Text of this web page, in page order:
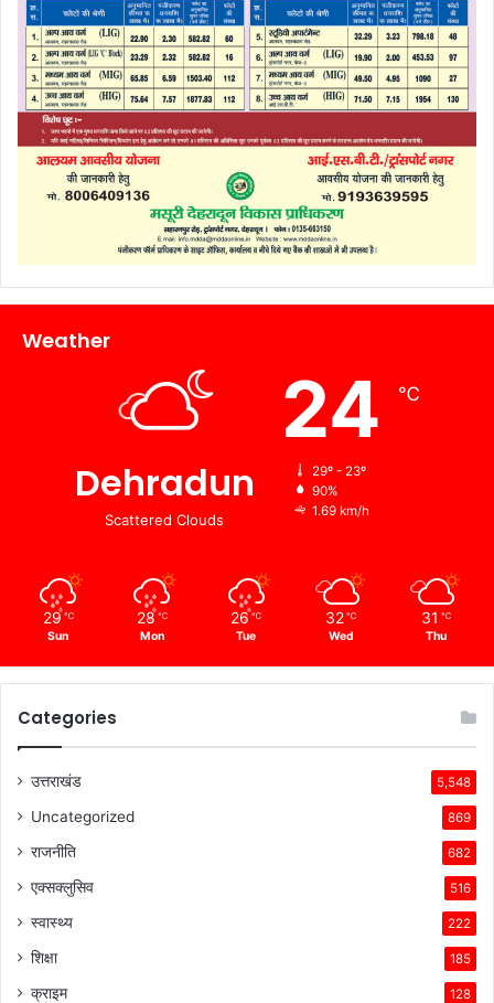
Weather
Dehradun
Scattered Clouds
24 ℃
29º - 23º
90%
1.69 km/h
29 ℃
Sun
28 ℃
Mon
26 ℃
Tue
32 ℃
Wed
31 ℃
Thu
Categories
उत्तराखंड 5,548
Uncategorized 869
राजनीति 682
एक्सक्लुसिव 516
स्वास्थ्य 222
शिक्षा 185
क्राइम 128